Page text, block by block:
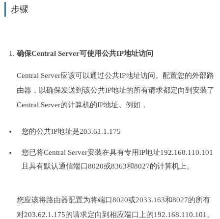
步骤
确保Central Server可使用公共IP地址访问
Central Server应该可以通过公共IP地址访问。配置您的外部路
由器，以确保发送到该公共IP地址的所有请求都定向到安装了
Central Server的计算机的IP地址。例如，
您的公共IP地址是203.61.1.175
您已将Central Server安装在具有专用IP地址192.168.110.101
且具有默认通信端口8020或8363和8027的计算机上。
您应该将路由器配置为将端口8020或2033.163和8027的所有
对203.62.1.175的请求定向到相应端口上的192.168.110.101。